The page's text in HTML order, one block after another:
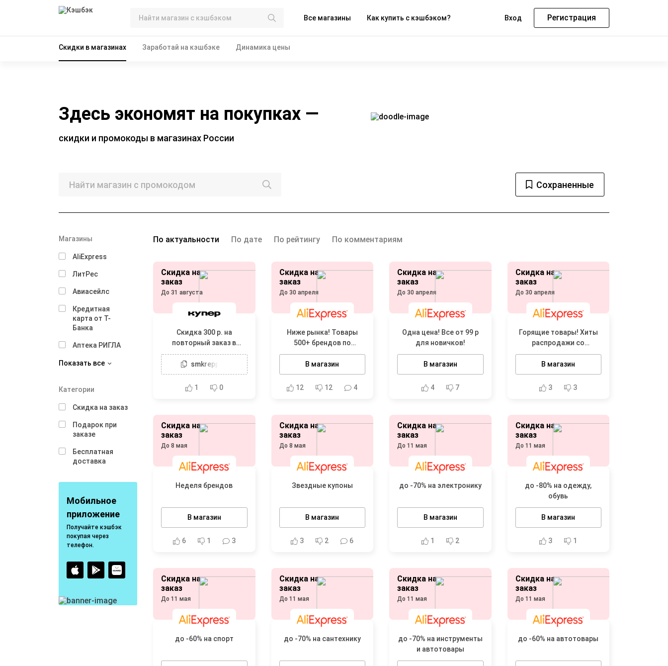
Все магазины Как купить с кэшбэком? Вход Регистрация
Скидки в магазинах Заработай на кэшбэке Динамика цены
Здесь экономят на покупках —
скидки и промокоды в магазинах России
Сохраненные
Магазины
AliExpress
ЛитРес
Авиасейлс
Кредитная
карта от Т-
Банка
Аптека РИГЛА
Показать все
Категории
Скидка на заказ
Подарок при
заказе
Бесплатная
доставка
Мобильное
приложение
Получайте кэшбэк
покупая через
телефон.
По актуальности По дате По рейтингу По комментариям
Скидка на
заказ
До 31 августа
Скидка 300 р. на
повторный заказ в
Самокате при заказе от
1200 р.
smkreppnb
1 0
Скидка на
заказ
До 30 апреля
Ниже рынка! Товары
500+ брендов по
проверенным низким
ценам
В магазин
12 12 4
Скидка на
заказ
До 30 апреля
Одна цена! Все от 99 р
для новичков!
В магазин
4 7
Скидка на
заказ
До 30 апреля
Горящие товары! Хиты
распродажи со
скидками
В магазин
3 3
Скидка на
заказ
До 8 мая
Неделя брендов
В магазин
6 1 3
Скидка на
заказ
До 8 мая
Звездные купоны
В магазин
3 2 6
Скидка на
заказ
До 11 мая
до -70% на электронику
В магазин
1 2
Скидка на
заказ
До 11 мая
до -80% на одежду,
обувь
В магазин
3 1
Скидка на
заказ
До 11 мая
до -60% на спорт
Скидка на
заказ
До 11 мая
до -70% на сантехнику
Скидка на
заказ
До 11 мая
до -70% на инструменты
и автотовары
Скидка на
заказ
До 11 мая
до -60% на автотовары